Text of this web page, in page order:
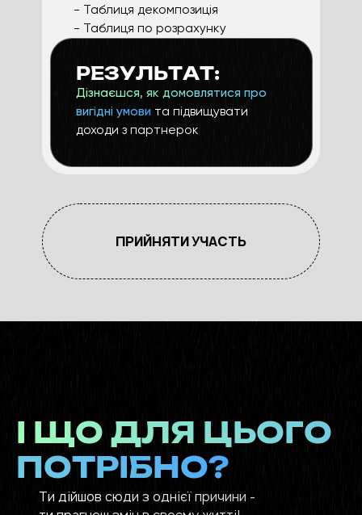
- Таблиця декомпозиція
- Таблиця по розрахунку
РЕЗУЛЬТАТ:
Дізнаєшся, як домовлятися про
вигідні умови та підвищувати
доходи з партнерок
ПРИЙНЯТИ УЧАСТЬ
І ЩО ДЛЯ ЦЬОГО
ПОТРІБНО?
Ти дійшов сюди з однієї причини -